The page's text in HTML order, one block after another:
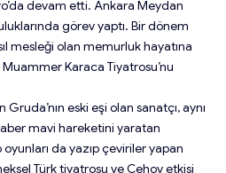
devam etti. Ankara Meydan
görev yaptı. Bir dönem
mesleği olan memurluk hayatına
Karaca Tiyatrosu’nu
eski eşi olan sanatçı, aynı
mavi hareketini yaratan
da yazıp çeviriler yapan
Türk tiyatrosu ve Çehov etkisi